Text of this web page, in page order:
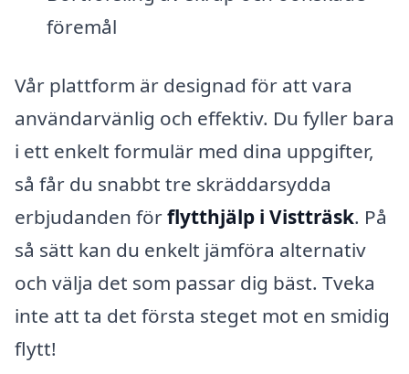
föremål
Vår plattform är designad för att vara
användarvänlig och effektiv. Du fyller bara
i ett enkelt formulär med dina uppgifter,
så får du snabbt tre skräddarsydda
erbjudanden förflytthjälp i Vistträsk. På
så sätt kan du enkelt jämföra alternativ
och välja det som passar dig bäst. Tveka
inte att ta det första steget mot en smidig
flytt!